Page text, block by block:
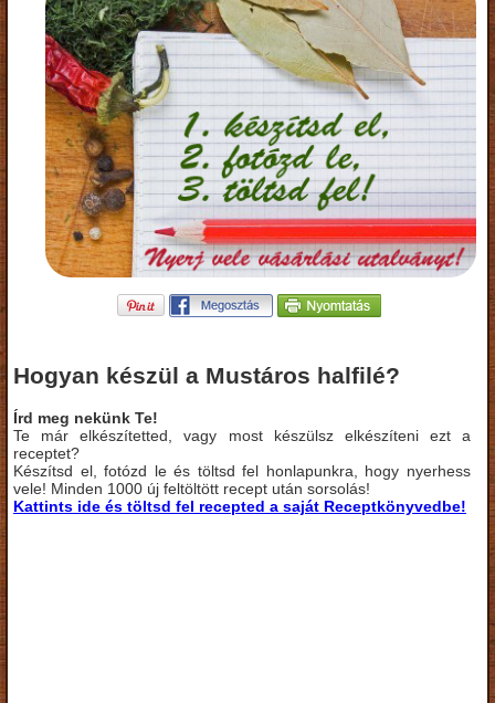
Hogyan készül a Mustáros halfilé?
Írd meg nekünk Te!
Te már elkészítetted, vagy most készülsz elkészíteni ezt a
receptet?
Készítsd el, fotózd le és töltsd fel honlapunkra, hogy nyerhess
vele! Minden 1000 új feltöltött recept után sorsolás!
Kattints ide és töltsd fel recepted a saját Receptkönyvedbe!